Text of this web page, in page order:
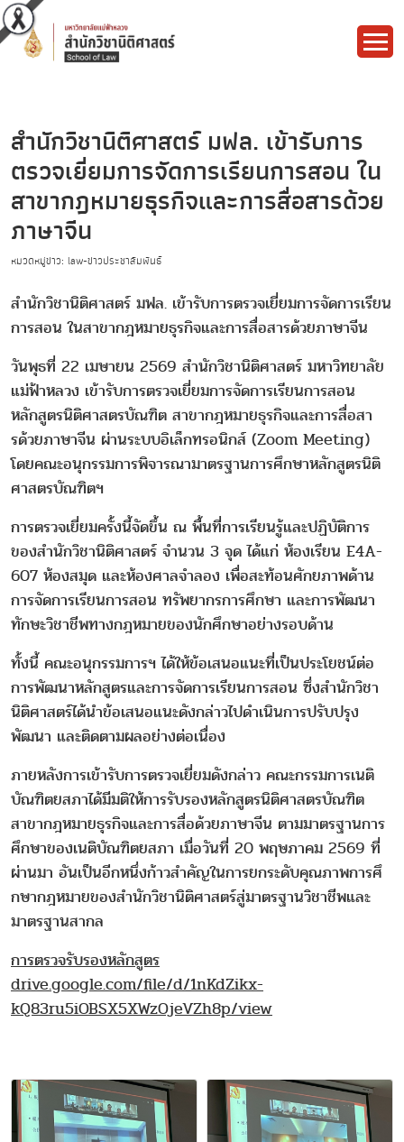
สำนักวิชานิติศาสตร์ มฟล. เข้ารับการ
ตรวจเยี่ยมการจัดการเรียนการสอน ใน
สาขากฎหมายธุรกิจและการสื่อสารด้วย
ภาษาจีน
หมวดหมู่ข่าว: law-ข่าวประชาสัมพันธ์
สำนักวิชานิติศาสตร์ มฟล. เข้ารับการตรวจเยี่ยมการจัดการเรียน
การสอน ในสาขากฎหมายธุรกิจและการสื่อสารด้วยภาษาจีน
วันพุธที่ 22 เมษายน 2569 สำนักวิชานิติศาสตร์ มหาวิทยาลัย
แม่ฟ้าหลวง เข้ารับการตรวจเยี่ยมการจัดการเรียนการสอน
หลักสูตรนิติศาสตรบัณฑิต สาขากฎหมายธุรกิจและการสื่อสา
รด้วยภาษาจีน ผ่านระบบอิเล็กทรอนิกส์ (Zoom Meeting)
โดยคณะอนุกรรมการพิจารณามาตรฐานการศึกษาหลักสูตรนิติ
ศาสตรบัณฑิตฯ
การตรวจเยี่ยมครั้งนี้จัดขึ้น ณ พื้นที่การเรียนรู้และปฏิบัติการ
ของสำนักวิชานิติศาสตร์ จำนวน 3 จุด ได้แก่ ห้องเรียน E4A-
607 ห้องสมุด และห้องศาลจำลอง เพื่อสะท้อนศักยภาพด้าน
การจัดการเรียนการสอน ทรัพยากรการศึกษา และการพัฒนา
ทักษะวิชาชีพทางกฎหมายของนักศึกษาอย่างรอบด้าน
ทั้งนี้ คณะอนุกรรมการฯ ได้ให้ข้อเสนอแนะที่เป็นประโยชน์ต่อ
การพัฒนาหลักสูตรและการจัดการเรียนการสอน ซึ่งสำนักวิชา
นิติศาสตร์ได้นำข้อเสนอแนะดังกล่าวไปดำเนินการปรับปรุง
พัฒนา และติดตามผลอย่างต่อเนื่อง
ภายหลังการเข้ารับการตรวจเยี่ยมดังกล่าว คณะกรรมการเนติ
บัณฑิตยสภาได้มีมติให้การรับรองหลักสูตรนิติศาสตรบัณฑิต
สาขากฎหมายธุรกิจและการสื่อด้วยภาษาจีน ตามมาตรฐานการ
ศึกษาของเนติบัณฑิตยสภา เมื่อวันที่ 20 พฤษภาคม 2569 ที่
ผ่านมา อันเป็นอีกหนึ่งก้าวสำคัญในการยกระดับคุณภาพการศึ
กษากฎหมายของสำนักวิชานิติศาสตร์สู่มาตรฐานวิชาชีพและ
มาตรฐานสากล
การตรวจรับรองหลักสูตร
drive.google.com/file/d/1nKdZikx-
kQ83ru5iOBSX5XWzOjeVZh8p/view